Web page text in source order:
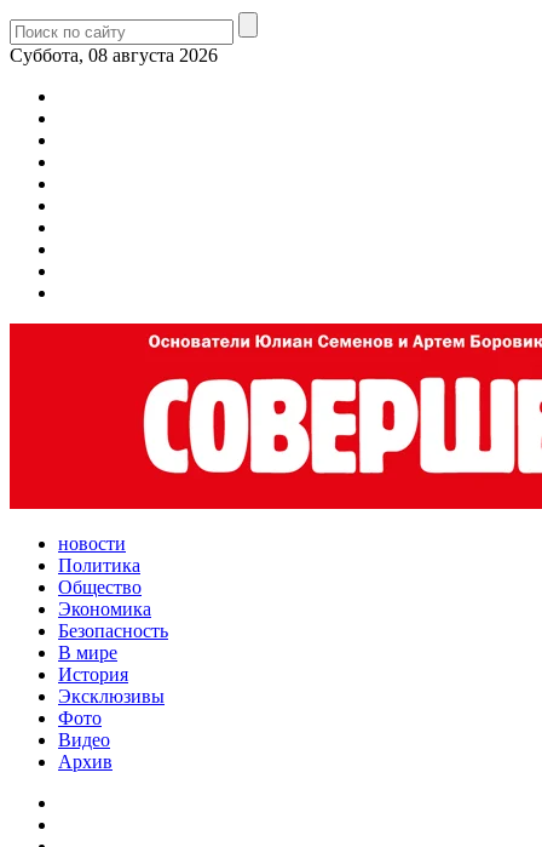
Суббота, 08 августа 2026
новости
Политика
Общество
Экономика
Безопасность
В мире
История
Эксклюзивы
Фото
Видео
Архив